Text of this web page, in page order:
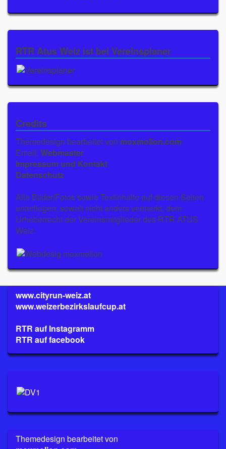
RTR Atus Weiz ist bei Vereinsplaner
Credits
Themedesign bearbeitet von moxmolion.com
Email: Webmaster
Impressum und Kontakt
Datenschutz
Alle Bilder/Fotos sowie Textinhalte auf diesen Seiten
unterliegen, soweit nicht anders vermerkt, dem
Urheberrecht der Vereinsmitglieder des RTR ATUS
Weiz.
www.cityrun-weiz.at
www.weizerbezirkslaufcup.at
RTR auf Instagramm
RTR auf facebook
Themedesign bearbeitet von